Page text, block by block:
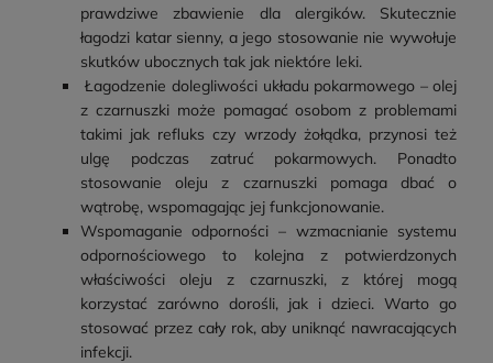
prawdziwe zbawienie dla alergików. Skutecznie
łagodzi katar sienny, a jego stosowanie nie wywołuje
skutków ubocznych tak jak niektóre leki.
Łagodzenie dolegliwości układu pokarmowego – olej
z czarnuszki może pomagać osobom z problemami
takimi jak refluks czy wrzody żołądka, przynosi też
ulgę podczas zatruć pokarmowych. Ponadto
stosowanie oleju z czarnuszki pomaga dbać o
wątrobę, wspomagając jej funkcjonowanie.
Wspomaganie odporności – wzmacnianie systemu
odpornościowego to kolejna z potwierdzonych
właściwości oleju z czarnuszki, z której mogą
korzystać zarówno dorośli, jak i dzieci. Warto go
stosować przez cały rok, aby uniknąć nawracających
infekcji.